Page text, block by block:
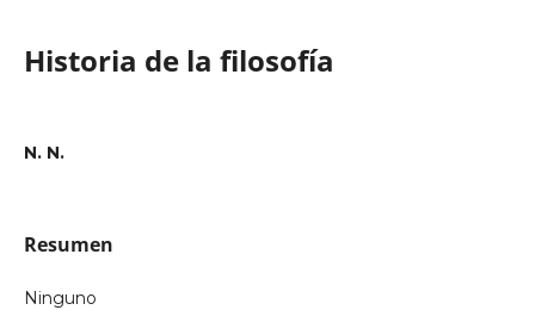
Historia de la filosofía
N. N.
Resumen
Ninguno